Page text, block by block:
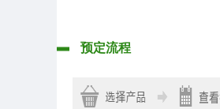
预定流程